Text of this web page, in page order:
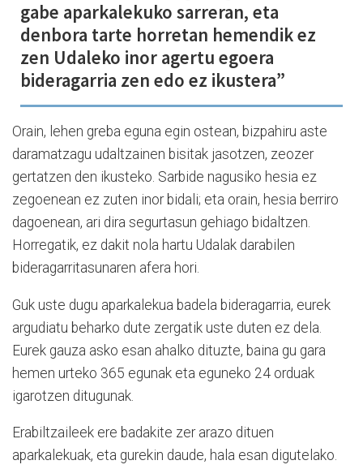
gabe aparkalekuko sarreran, eta
denbora tarte horretan hemendik ez
zen Udaleko inor agertu egoera
bideragarria zen edo ez ikustera”
Orain, lehen greba eguna egin ostean, bizpahiru aste
daramatzagu udaltzainen bisitak jasotzen, zeozer
gertatzen den ikusteko. Sarbide nagusiko hesia ez
zegoenean ez zuten inor bidali; eta orain, hesia berriro
dagoenean, ari dira segurtasun gehiago bidaltzen.
Horregatik, ez dakit nola hartu Udalak darabilen
bideragarritasunaren afera hori.
Guk uste dugu aparkalekua badela bideragarria, eurek
argudiatu beharko dute zergatik uste duten ez dela.
Eurek gauza asko esan ahalko dituzte, baina gu gara
hemen urteko 365 egunak eta eguneko 24 orduak
igarotzen ditugunak.
Erabiltzaileek ere badakite zer arazo dituen
aparkalekuak, eta gurekin daude, hala esan digutelako.